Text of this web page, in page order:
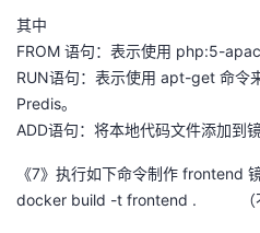
其中
FROM 语句：表示使用 php:5-
RUN语句：表示使用 apt-get 命令
Predis。
ADD语句：将本地代码文件添加到镜
《7》执行如下命令制作 frontend 镜
docker build -t frontend . （不